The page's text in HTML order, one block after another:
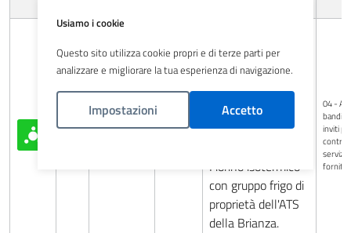
raccolta di
manifestazione
d'interesse
finalizzato alla
vendita di n. 1
Fiorino isotermico
con gruppo frigo di
proprietà dell'ATS
della Brianza.
04 -
bandi
inviti
servizi e
Usiamo i cookie
Questo sito utilizza cookie propri e di terze parti per
analizzare e migliorare la tua esperienza di navigazione.
Impostazioni Accetto